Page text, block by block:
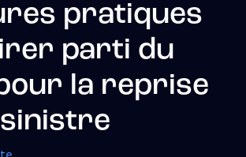
pratiques
parti du
la reprise